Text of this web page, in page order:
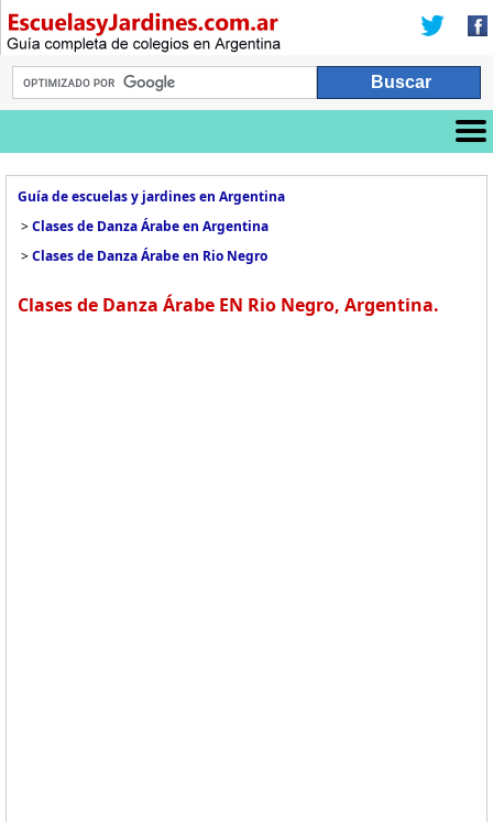
Guía de escuelas y jardines en Argentina
>Clases de Danza Árabe en Argentina
>Clases de Danza Árabe en Rio Negro
Clases de Danza Árabe EN Rio Negro, Argentina.